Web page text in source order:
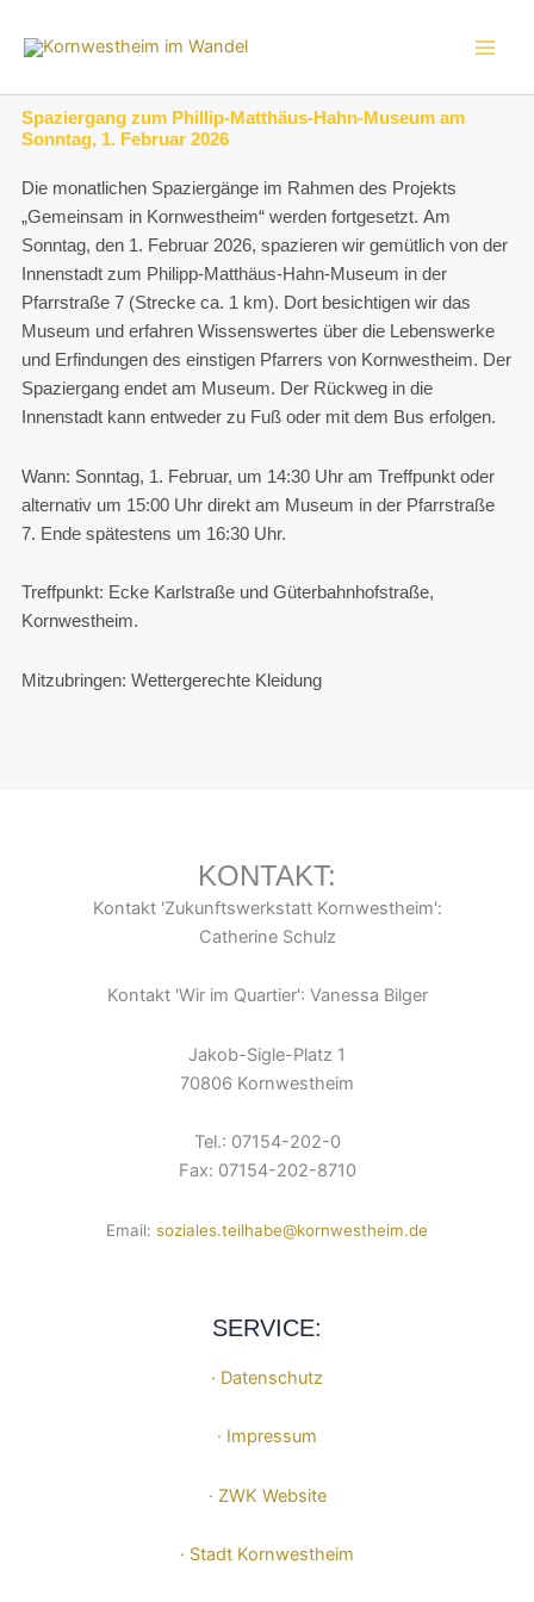
Inhalt
Spaziergang zum Phillip-Matthäus-Hahn-Museum am
Sonntag, 1. Februar 2026
Die monatlichen Spaziergänge im Rahmen des Projekts
„Gemeinsam in Kornwestheim“ werden fortgesetzt. Am
Sonntag, den 1. Februar 2026, spazieren wir gemütlich von der
Innenstadt zum Philipp-Matthäus-Hahn-Museum in der
Pfarrstraße 7 (Strecke ca. 1 km). Dort besichtigen wir das
Museum und erfahren Wissenswertes über die Lebenswerke
und Erfindungen des einstigen Pfarrers von Kornwestheim. Der
Spaziergang endet am Museum. Der Rückweg in die
Innenstadt kann entweder zu Fuß oder mit dem Bus erfolgen.
Wann: Sonntag, 1. Februar, um 14:30 Uhr am Treffpunkt oder
alternativ um 15:00 Uhr direkt am Museum in der Pfarrstraße
7. Ende spätestens um 16:30 Uhr.
Treffpunkt: Ecke Karlstraße und Güterbahnhofstraße,
Kornwestheim.
Mitzubringen: Wettergerechte Kleidung
KONTAKT:
Kontakt 'Zukunftswerkstatt Kornwestheim':
Catherine Schulz
Kontakt 'Wir im Quartier': Vanessa Bilger
Jakob-Sigle-Platz 1
70806 Kornwestheim
Tel.: 07154-202-0
Fax: 07154-202-8710
Email: soziales.teilhabe@kornwestheim.de
SERVICE:
· Datenschutz
· Impressum
· ZWK Website
· Stadt Kornwestheim